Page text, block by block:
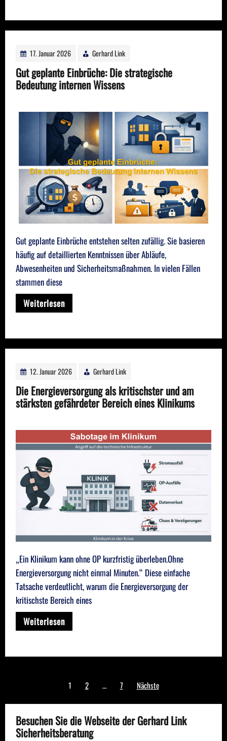
17. Januar 2026 Gerhard Link
Gut geplante Einbrüche: Die strategische
Bedeutung internen Wissens
Gut geplante Einbrüche entstehen selten zufällig. Sie basieren
häufig auf detaillierten Kenntnissen über Abläufe,
Abwesenheiten und Sicherheitsmaßnahmen. In vielen Fällen
stammen diese
Weiterlesen
12. Januar 2026 Gerhard Link
Die Energieversorgung als kritischster und am
stärksten gefährdeter Bereich eines Klinikums
„Ein Klinikum kann ohne OP kurzfristig überleben.Ohne
Energieversorgung nicht einmal Minuten.“ Diese einfache
Tatsache verdeutlicht, warum die Energieversorgung der
kritischste Bereich eines
Weiterlesen
Seitennummerierung
Beiträge
1 2 … 7 Nächste
Besuchen Sie die Webseite der Gerhard Link
Sicherheitsberatung